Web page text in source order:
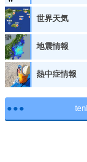
世界天気
地震情報
熱中症情報